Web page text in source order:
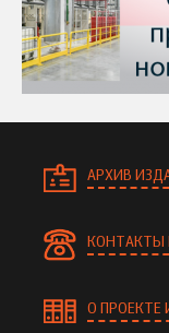
АРХИВ
КОНТАКТЫ
О ПРОЕКТЕ